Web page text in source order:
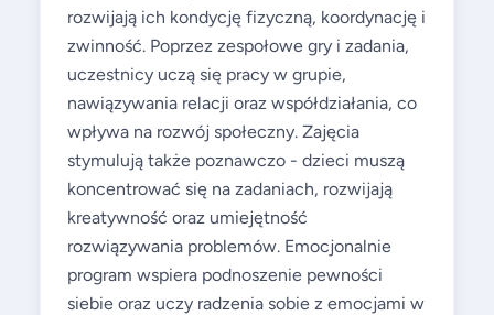
rozwijają ich kondycję fizyczną, koordynację i
zwinność. Poprzez zespołowe gry i zadania,
uczestnicy uczą się pracy w grupie,
nawiązywania relacji oraz współdziałania, co
wpływa na rozwój społeczny. Zajęcia
stymulują także poznawczo - dzieci muszą
koncentrować się na zadaniach, rozwijają
kreatywność oraz umiejętność
rozwiązywania problemów. Emocjonalnie
program wspiera podnoszenie pewności
siebie oraz uczy radzenia sobie z emocjami w